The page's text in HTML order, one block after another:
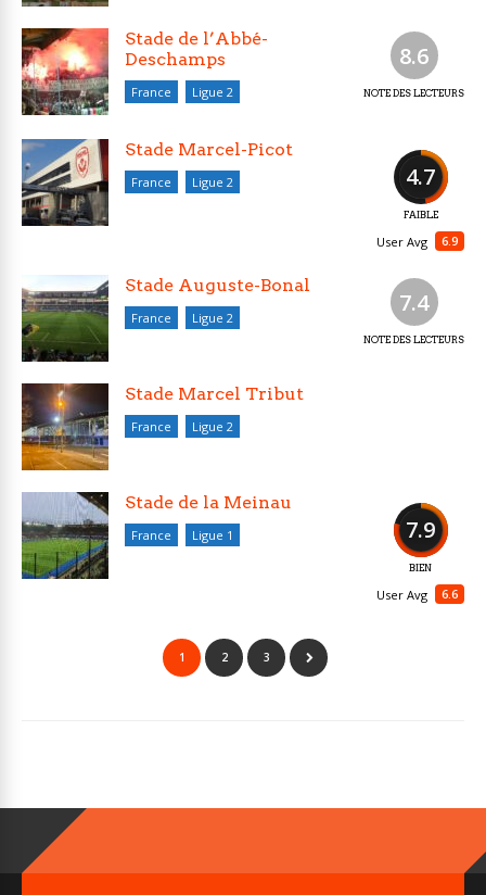
8.6
NOTE DES LECTEURS
Stade de l’Abbé-
Deschamps
France Ligue 2
4.7
FAIBLE
6.9
User Avg
Stade Marcel-Picot
France Ligue 2
7.4
NOTE DES LECTEURS
Stade Auguste-Bonal
France Ligue 2
Stade Marcel Tribut
France Ligue 2
7.9
BIEN
6.6
User Avg
Stade de la Meinau
France Ligue 1
1 2 3